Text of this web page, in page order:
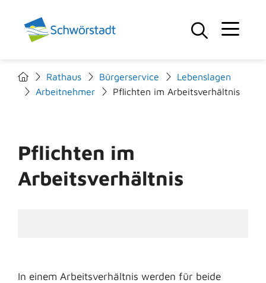
Rathaus Bürgerservice
Lebenslagen
Arbeitnehmer
Pflichten im Arbeitsverhältnis
Pflichten im
Arbeitsverhältnis
In einem Arbeitsverhältnis werden für beide